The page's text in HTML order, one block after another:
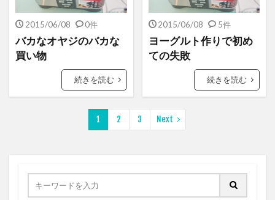
2015/06/08 0件
バカなオヤジのバカな
買い物
続きを読む
2015/06/08 5件
ヨーグルト作りで初め
ての失敗
続きを読む
1 2 3 Next